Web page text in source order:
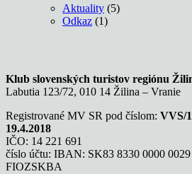
Aktuality (5)
Odkaz (1)
Klub slovenských turistov regiónu
Labutia 123/72, 010 14 Žilina – Vranie
Registrované MV SR pod číslom: VVS/
19.4.2018
IČO: 14 221 691
číslo účtu: IBAN: SK83 8330 0000
FIOZSKBA